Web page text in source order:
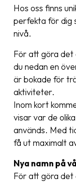
Hos oss finns
perfekta för dig
nivå.
För att göra det
du nedan en
är bokade för
aktiviteter.
Inom kort
visar var de
används. Med
få ut maximalt
Nya namn på
För att göra det